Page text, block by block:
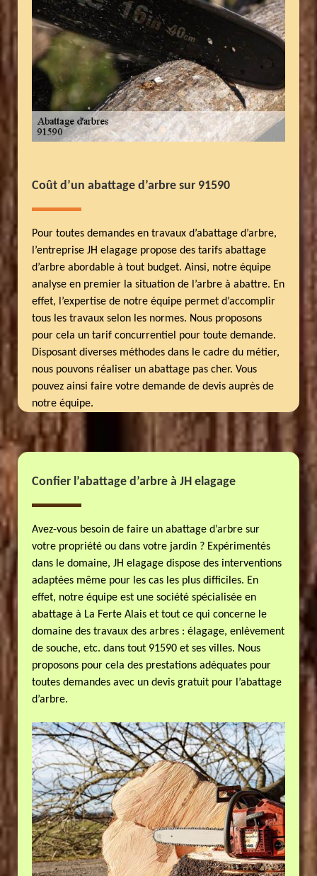
Coût d’un abattage d’arbre sur 91590
Pour toutes demandes en travaux d’abattage d’arbre,
l’entreprise JH elagage propose des tarifs abattage
d’arbre abordable à tout budget. Ainsi, notre équipe
analyse en premier la situation de l’arbre à abattre. En
effet, l’expertise de notre équipe permet d’accomplir
tous les travaux selon les normes. Nous proposons
pour cela un tarif concurrentiel pour toute demande.
Disposant diverses méthodes dans le cadre du métier,
nous pouvons réaliser un abattage pas cher. Vous
pouvez ainsi faire votre demande de devis auprès de
notre équipe.
Confier l’abattage d’arbre à JH elagage
Avez-vous besoin de faire un abattage d’arbre sur
votre propriété ou dans votre jardin ? Expérimentés
dans le domaine, JH elagage dispose des interventions
adaptées même pour les cas les plus difficiles. En
effet, notre équipe est une société spécialisée en
abattage à La Ferte Alais et tout ce qui concerne le
domaine des travaux des arbres : élagage, enlèvement
de souche, etc. dans tout 91590 et ses villes. Nous
proposons pour cela des prestations adéquates pour
toutes demandes avec un devis gratuit pour l’abattage
d’arbre.